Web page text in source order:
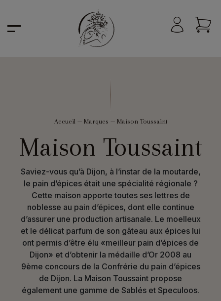
Accueil — Marques — Maison Toussaint
Maison Toussaint
Saviez-vous qu’à Dijon, à l’instar de la moutarde,
le pain d’épices était une spécialité régionale ?
Cette maison apporte toutes ses lettres de
noblesse au pain d’épices, dont elle continue
d’assurer une production artisanale. Le moelleux
et le délicat parfum de son gâteau aux épices lui
ont permis d’être élu «meilleur pain d’épices de
Dijon» et d’obtenir la médaille d’Or 2008 au
9ème concours de la Confrérie du pain d’épices
de Dijon. La Maison Toussaint propose
également une gamme de Sablés et Speculoos.